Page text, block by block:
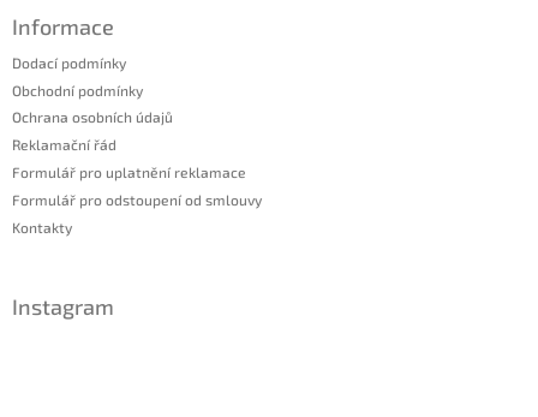
Informace
Dodací podmínky
Obchodní podmínky
Ochrana osobních údajů
Reklamační řád
Formulář pro uplatnění reklamace
Formulář pro odstoupení od smlouvy
Kontakty
Instagram